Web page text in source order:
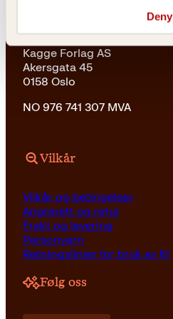
Deny
Kagge Forlag AS
Akersgata 45
0158 Oslo
NO 976 741 307 MVA
Vilkår
Vilkår og betingelser
Angrerett og retur
Frakt og levering
Personvern
Retningslinjer for bruk av KI
Følg oss